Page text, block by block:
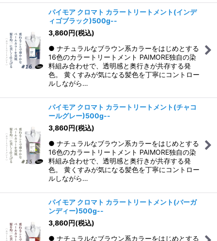
パイモア クロマト カラートリートメント(インデ
ィゴブラック)500g--
3,860円(税込)
● ナチュラルなブラウン系カラーをはじめとする
16色のカラートリートメント PAIMORE独自の染
料組み合わせで、透明感と奥行きが共存する発
色。 黄くすみが気になる髪色を丁寧にコントロー
ルしながら…
パイモア クロマト カラートリートメント(チャコ
ールグレー)500g--
3,860円(税込)
● ナチュラルなブラウン系カラーをはじめとする
16色のカラートリートメント PAIMORE独自の染
料組み合わせで、透明感と奥行きが共存する発
色。 黄くすみが気になる髪色を丁寧にコントロー
ルしながら…
パイモア クロマト カラートリートメント(バーガ
ンディー)500g--
3,860円(税込)
● ナチュラルなブラウン系カラーをはじめとする